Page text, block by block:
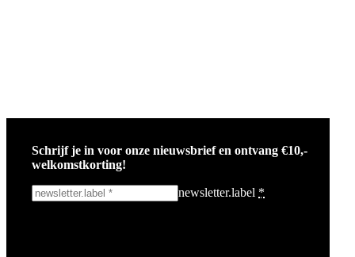
Schrijf je in voor onze nieuwsbrief en ontvang €10,-
welkomstkorting!
newsletter.label *